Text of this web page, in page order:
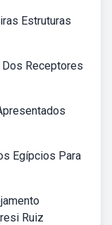
Estruturas
Receptores
Egípcios Para
Ruiz